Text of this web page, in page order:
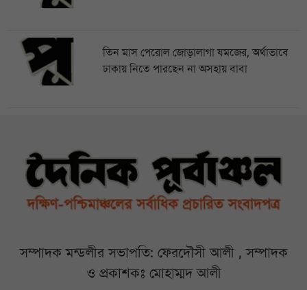
তিন মাস পেরোল জোড়ালাগা যমজের, অর্থাভাবে
ঢাকায় নিতে পারছেন না অসহায় বাবা
সম্পাদক মন্ডলীর সভাপতি: ফেরদৌসী আলী , সম্পাদক
ও প্রকাশকঃ মোহাম্মদ আলী